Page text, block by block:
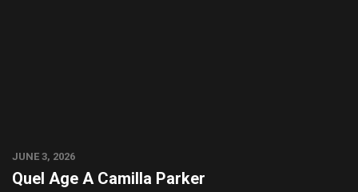
JUNE 3, 2026
Quel Age A Camilla Parker